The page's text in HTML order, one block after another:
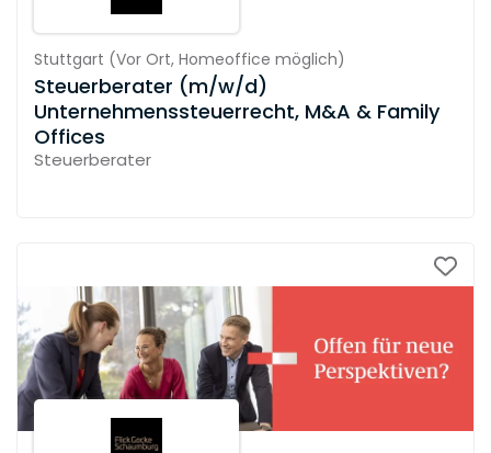
Stuttgart (Vor Ort, Homeoffice möglich)
Steuerberater (m/w/d)
Unternehmenssteuerrecht, M&A & Family
Offices
Steuerberater